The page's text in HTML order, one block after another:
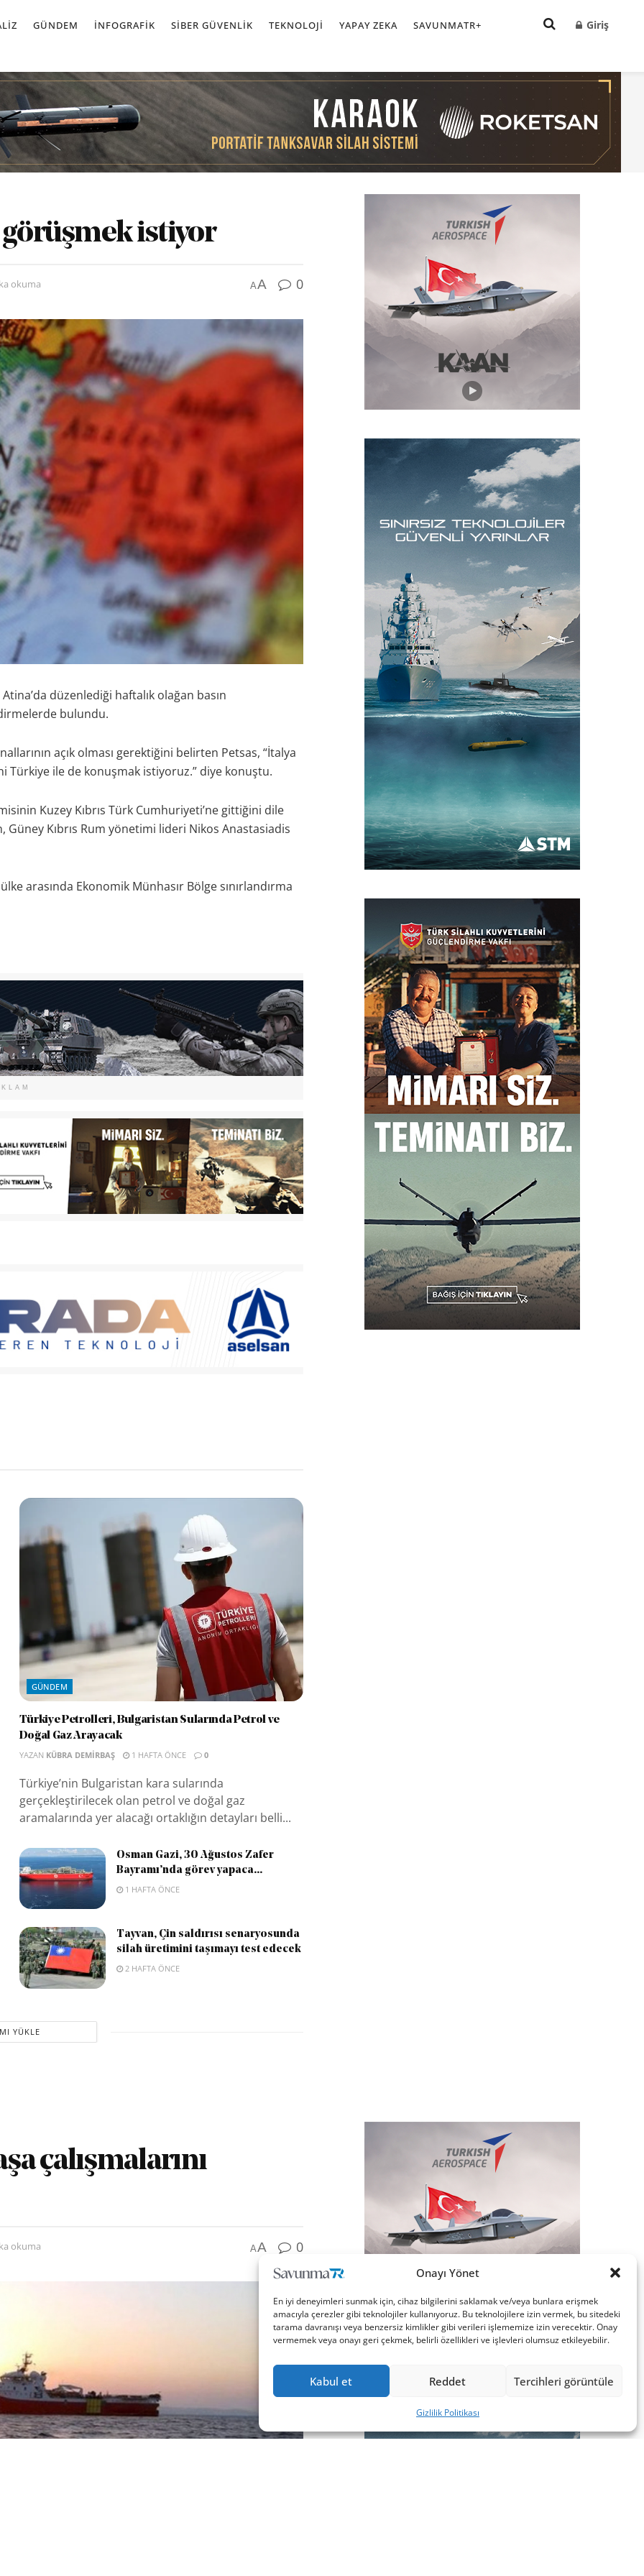
Onayı Yönet
En iyi deneyimleri sunmak için, cihaz bilgilerini saklamak ve/veya bunlara erişmek
amacıyla çerezler gibi teknolojiler kullanıyoruz. Bu teknolojilere izin vermek, bu sitedeki
tarama davranışı veya benzersiz kimlikler gibi verileri işlememize izin verecektir. Onay
vermemek veya onayı geri çekmek, belirli özellikleri ve işlevleri olumsuz etkileyebilir.
Kabul et Reddet Tercihleri görüntüle
Gizlilik Politikası
GÜNDEM İNFOGRAFIK SIBER GÜVENLIK TEKNOLOJI YAPAY ZEKA SAVUNMATR+ Giriş
istiyor
okuma AA 0
düzenlediği haftalık olağan basın
bulundu.
açık olması gerektiğini belirten Petsas, “İtalya
Türkiye ile de konuşmak istiyoruz.” diye konuştu.
Kuzey Kıbrıs Türk Cumhuriyeti’ne gittiğini dile
Kıbrıs Rum yönetimi lideri Nikos Anastasiadis
arasında Ekonomik Münhasır Bölge sınırlandırma
GÜNDEM
Türkiye Petrolleri, Bulgaristan Sularında Petrol ve
Doğal Gaz Arayacak
YAZAN KÜBRA DEMIRBAŞ 1 HAFTA ÖNCE 0
Türkiye’nin Bulgaristan kara sularında
gerçekleştirilecek olan petrol ve doğal gaz
aramalarında yer alacağı ortaklığın detayları belli...
Osman Gazi, 30 Ağustos Zafer
Bayramı’nda görev yapaca...
1 HAFTA ÖNCE
Tayvan, Çin saldırısı senaryosunda
silah üretimini taşımayı test edecek
2 HAFTA ÖNCE
YÜKLE
çalışmalarını
okuma AA 0